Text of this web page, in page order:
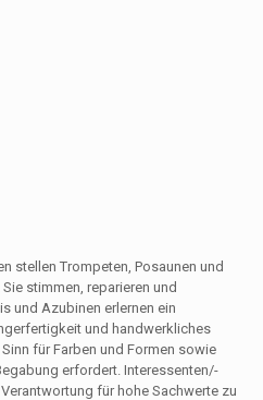
stellen Trompeten, Posaunen und
stimmen, reparieren und
und Azubinen erlernen ein
und handwerkliches
für Farben und Formen sowie
erfordert. Interessenten/-
für hohe Sachwerte zu